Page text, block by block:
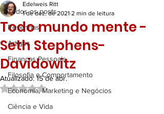
Todos os posts
Resenhas
Artigos
Finanças Pessoais
Filosofia e Comportamento
Economia, Marketing e Negócios
Ciência e Vida
Todo mundo mente -
Seth Stephens-
Davidowitz
Edelweis Ritt
1 de dez. de 2021 2 min de leitura
Atualizado:15 de abr.
Avaliado com NaN de 5 estrelas.